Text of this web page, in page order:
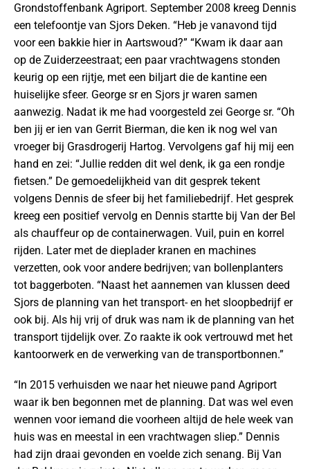
Grondstoffenbank Agriport. September 2008 kreeg Dennis
een telefoontje van Sjors Deken. “Heb je vanavond tijd
voor een bakkie hier in Aartswoud?” “Kwam ik daar aan
op de Zuiderzeestraat; een paar vrachtwagens stonden
keurig op een rijtje, met een biljart die de kantine een
huiselijke sfeer. George sr en Sjors jr waren samen
aanwezig. Nadat ik me had voorgesteld zei George sr. “Oh
ben jij er ien van Gerrit Bierman, die ken ik nog wel van
vroeger bij Grasdrogerij Hartog. Vervolgens gaf hij mij een
hand en zei: “Jullie redden dit wel denk, ik ga een rondje
fietsen.” De gemoedelijkheid van dit gesprek tekent
volgens Dennis de sfeer bij het familiebedrijf. Het gesprek
kreeg een positief vervolg en Dennis startte bij Van der Bel
als chauffeur op de containerwagen. Vuil, puin en korrel
rijden. Later met de dieplader kranen en machines
verzetten, ook voor andere bedrijven; van bollenplanters
tot baggerboten. “Naast het aannemen van klussen deed
Sjors de planning van het transport- en het sloopbedrijf er
ook bij. Als hij vrij of druk was nam ik de planning van het
transport tijdelijk over. Zo raakte ik ook vertrouwd met het
kantoorwerk en de verwerking van de transportbonnen.”
“In 2015 verhuisden we naar het nieuwe pand Agriport
waar ik ben begonnen met de planning. Dat was wel even
wennen voor iemand die voorheen altijd de hele week van
huis was en meestal in een vrachtwagen sliep.” Dennis
had zijn draai gevonden en voelde zich senang. Bij Van